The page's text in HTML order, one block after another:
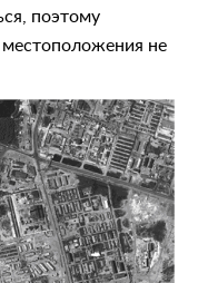
поэтому
не